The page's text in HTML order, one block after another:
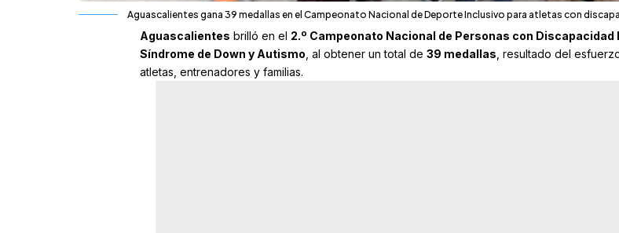
Aguascalientes gana 39 medallas en el Campeonato Nacional de Deporte Inclusivo para atletas con
Aguascalientes brilló en el 2.º Campeonato Nacional de Personas con Discapacidad
Síndrome de Down y Autismo , al obtener un total de 39 medallas , resultado del
atletas, entrenadores y familias.